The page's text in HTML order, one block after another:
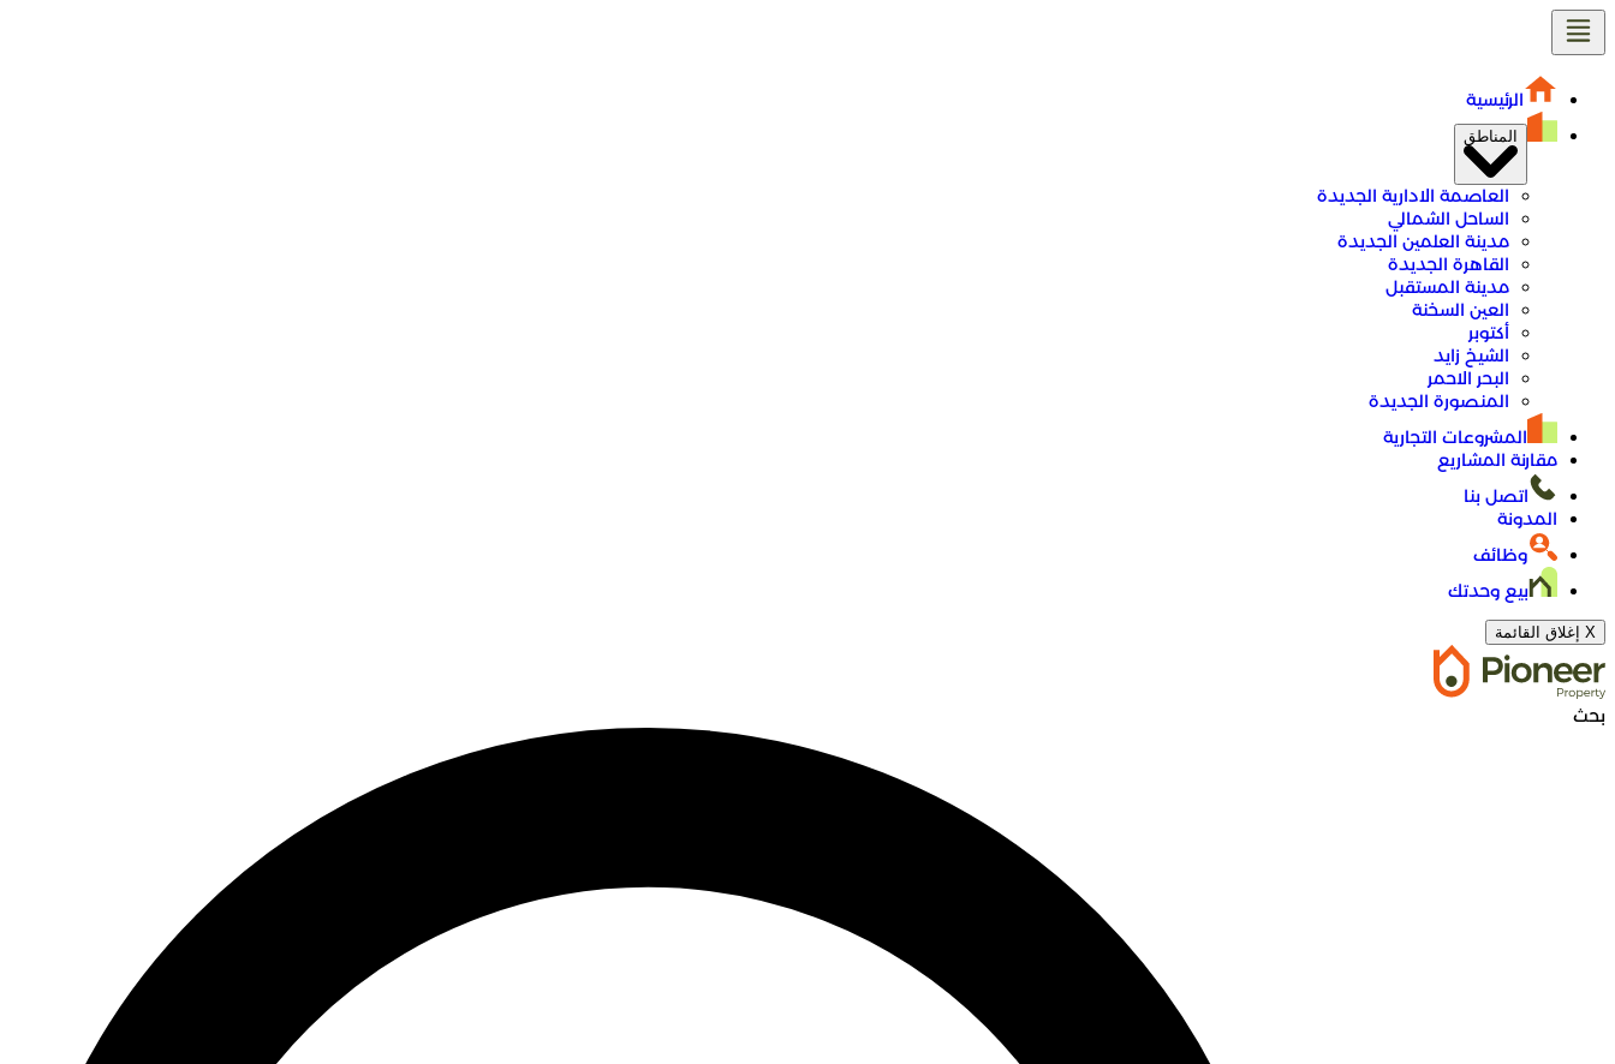
تخطى
إلى
الرئيسية
المناطق
العاصمة الادارية الجديدة
الساحل الشمالي
مدينة العلمين الجديدة
القاهرة الجديدة
مدينة المستقبل
العين السخنة
أكتوبر
الشيخ زايد
البحر الاحمر
المنصورة الجديدة
المشروعات التجارية
مقارنة المشاريع
اتصل بنا
المدونة
وظائف
بيع وحدتك
X إغلاق القائمة
بحث